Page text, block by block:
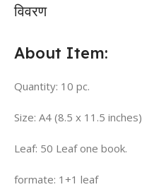
विवरण
About Item:
Quantity: 10 pc.
Size: A4 (8.5 x 11.5 inches)
Leaf: 50 Leaf one book.
formate: 1+1 leaf